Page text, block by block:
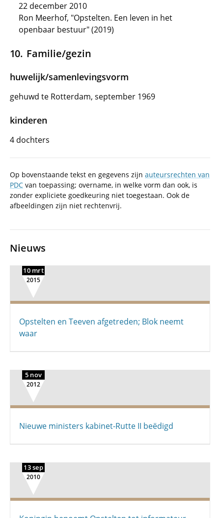
22 december 2010
Ron Meerhof, "Opstelten. Een leven in het
openbaar bestuur" (2019)
Familie/gezin
huwelijk/samenlevingsvorm
gehuwd te Rotterdam, september 1969
kinderen
4 dochters
Op bovenstaande tekst en gegevens zijn auteursrechten van
PDC van toepassing; overname, in welke vorm dan ook, is
zonder expliciete goedkeuring niet toegestaan. Ook de
afbeeldingen zijn niet rechtenvrij.
Nieuws
10 mrt
2015
Opstelten en Teeven afgetreden; Blok neemt
waar
5 nov
2012
Nieuwe ministers kabinet-Rutte II beëdigd
13 sep
2010